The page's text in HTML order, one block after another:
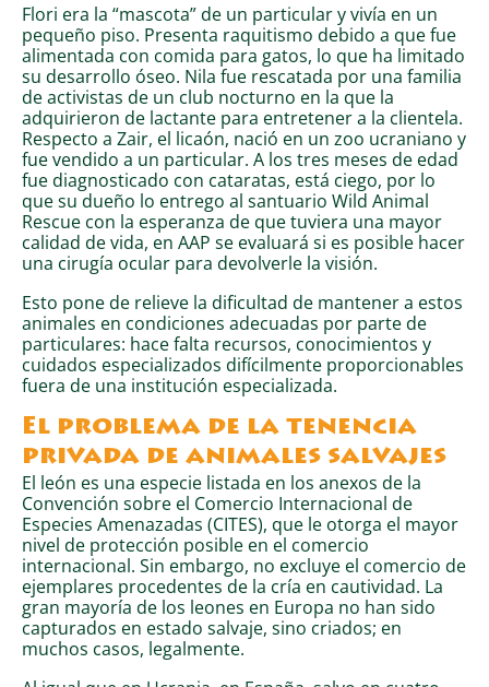
Flori era la “mascota” de un particular y vivía en un
pequeño piso. Presenta raquitismo debido a que fue
alimentada con comida para gatos, lo que ha limitado
su desarrollo óseo. Nila fue rescatada por una familia
de activistas de un club nocturno en la que la
adquirieron de lactante para entretener a la clientela.
Respecto a Zair, el licaón, nació en un zoo ucraniano y
fue vendido a un particular. A los tres meses de edad
fue diagnosticado con cataratas, está ciego, por lo
que su dueño lo entrego al santuario Wild Animal
Rescue con la esperanza de que tuviera una mayor
calidad de vida, en AAP se evaluará si es posible hacer
una cirugía ocular para devolverle la visión.
Esto pone de relieve la dificultad de mantener a estos
animales en condiciones adecuadas por parte de
particulares: hace falta recursos, conocimientos y
cuidados especializados difícilmente proporcionables
fuera de una institución especializada.
El problema de la tenencia
privada de animales salvajes
El león es una especie listada en los anexos de la
Convención sobre el Comercio Internacional de
Especies Amenazadas (CITES), que le otorga el mayor
nivel de protección posible en el comercio
internacional. Sin embargo, no excluye el comercio de
ejemplares procedentes de la cría en cautividad. La
gran mayoría de los leones en Europa no han sido
capturados en estado salvaje, sino criados; en
muchos casos, legalmente.